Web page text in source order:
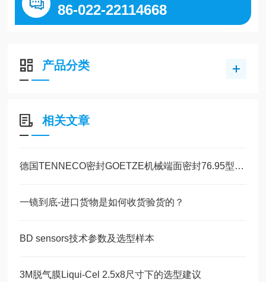
86-022-22114668
产品分类
相关文章
德国TENNECO密封GOETZE机械端面密封76.95型技术特点
一镜到底-进口货物是如何收货验货的？
BD sensors技术参数及选型样本
3M脱气膜Liqui-Cel 2.5x8尺寸下的选型建议